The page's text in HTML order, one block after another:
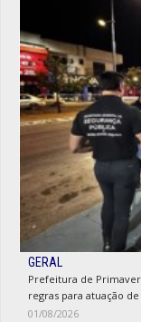
GERAL
Prefeitura de
regras para atuação
01/08/2026